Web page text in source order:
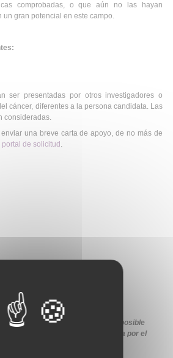
comprobadas, o que aún no las hayan
un gran potencial en este campo.
ser presentadas por otros investigadores o
cáncer, diferentes a la persona candidata. Las
consideradas.
una breve carta de apoyo, de no más de
portal de solicitud .
la web de la ayuda. En caso de posible
la información proporcionada por el